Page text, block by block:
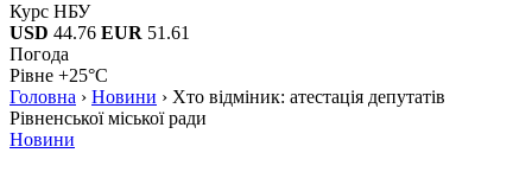
Курс НБУ
USD 44.76 EUR 51.61
Погода
Рівне +25°C
Головна › Новини › Хто відміник: атестація депутатів
Рівненської міської ради
Новини